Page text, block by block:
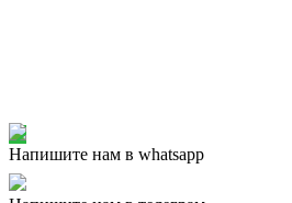
Напишите нам в whatsapp